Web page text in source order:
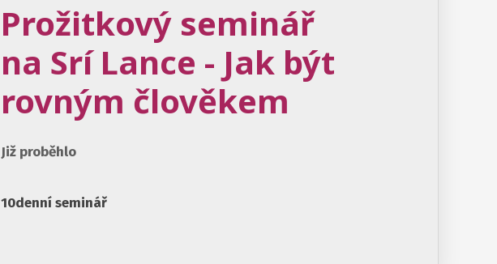
Prožitkový seminář
na Srí Lance - Jak být
rovným člověkem
Již proběhlo
10denní seminář